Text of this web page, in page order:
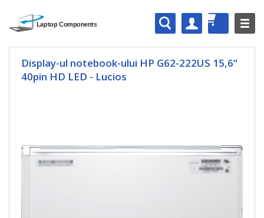
Display-ul notebook-ului HP G62-222US 15,6“
40pin HD LED - Lucios